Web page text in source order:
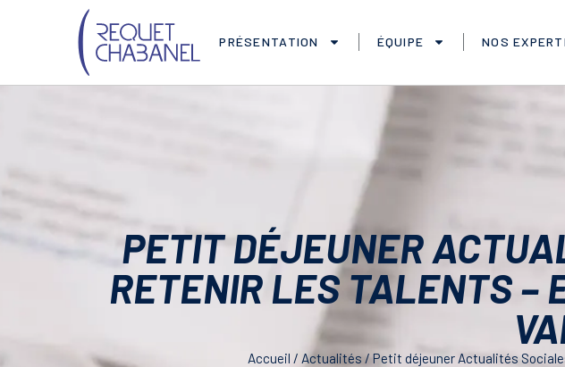
PRÉSENTATION ÉQUIPE NOS
PETIT DÉJEUNER
RETENIR LES TALENTS –
Accueil / Actualités / Petit déjeuner Actualités